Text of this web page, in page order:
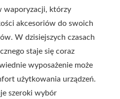
waporyzacji, którzy
akcesoriów do swoich
W dzisiejszych czasach
staje się coraz
wyposażenie może
użytkowania urządzeń.
szeroki wybór